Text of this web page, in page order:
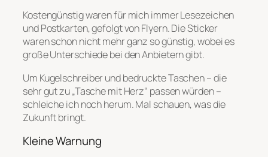
Kostengünstig waren für mich immer Lesezeichen
und Postkarten, gefolgt von Flyern. Die Sticker
waren schon nicht mehr ganz so günstig, wobei es
große Unterschiede bei den Anbietern gibt.
Um Kugelschreiber und bedruckte Taschen – die
sehr gut zu „Tasche mit Herz“ passen würden –
schleiche ich noch herum. Mal schauen, was die
Zukunft bringt.
Kleine Warnung